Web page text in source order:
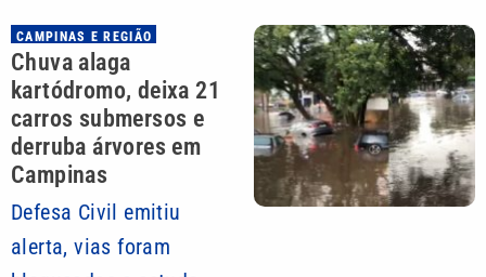
CAMPINAS E REGIÃO
Chuva alaga
kartódromo, deixa 21
carros submersos e
derruba árvores em
Campinas
Defesa Civil emitiu
alerta, vias foram